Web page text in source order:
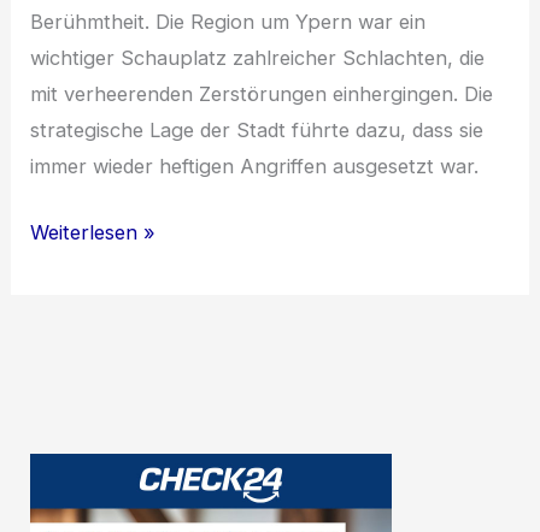
Berühmtheit. Die Region um Ypern war ein
wichtiger Schauplatz zahlreicher Schlachten, die
mit verheerenden Zerstörungen einhergingen. Die
strategische Lage der Stadt führte dazu, dass sie
immer wieder heftigen Angriffen ausgesetzt war.
Ypern:
Weiterlesen »